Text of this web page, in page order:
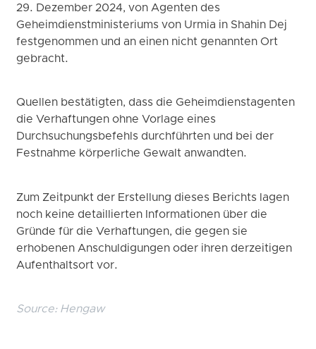
29. Dezember 2024, von Agenten des
Geheimdienstministeriums von Urmia in Shahin Dej
festgenommen und an einen nicht genannten Ort
gebracht.
Quellen bestätigten, dass die Geheimdienstagenten
die Verhaftungen ohne Vorlage eines
Durchsuchungsbefehls durchführten und bei der
Festnahme körperliche Gewalt anwandten.
Zum Zeitpunkt der Erstellung dieses Berichts lagen
noch keine detaillierten Informationen über die
Gründe für die Verhaftungen, die gegen sie
erhobenen Anschuldigungen oder ihren derzeitigen
Aufenthaltsort vor.
Source: Hengaw